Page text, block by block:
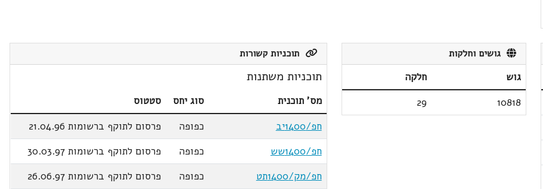
גושים וחלקות
גוש
חלקה
10818
29
תוכניות קשורות
תוכניות משתנות
מס' תוכנית סוג יחס
סטטוס
חפ/1400יב
כפופה
פרסום לתוקף ברשומות 21.04.96
חפ/1400שש
כפופה
פרסום לתוקף ברשומות 30.03.97
חפ/מק/1400תט
כפופה
פרסום לתוקף ברשומות 26.06.97